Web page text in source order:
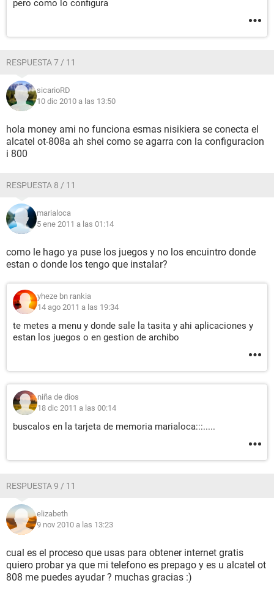
pero como lo configura
RESPUESTA 7 / 11
sicarioRD
10 dic 2010 a las 13:50
hola money ami no funciona esmas nisikiera se conecta el
alcatel ot-808a ah shei como se agarra con la configuracion
i 800
RESPUESTA 8 / 11
marialoca
5 ene 2011 a las 01:14
como le hago ya puse los juegos y no los encuintro donde
estan o donde los tengo que instalar?
yheze bn rankia
14 ago 2011 a las 19:34
te metes a menu y donde sale la tasita y ahi aplicaciones y
estan los juegos o en gestion de archibo
niña de dios
18 dic 2011 a las 00:14
buscalos en la tarjeta de memoria marialoca:::.....
RESPUESTA 9 / 11
elizabeth
9 nov 2010 a las 13:23
cual es el proceso que usas para obtener internet gratis
quiero probar ya que mi telefono es prepago y es u alcatel ot
808 me puedes ayudar ? muchas gracias :)